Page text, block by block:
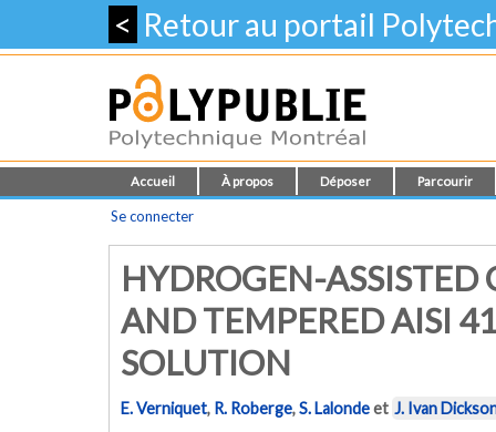
< Retour au portail
Accueil À propos Déposer Parcourir
Se connecter
HYDROGEN-
AND TEMPERED AISI
SOLUTION
E. Verniquet, R. Roberge,S. Lalondeet J. Ivan